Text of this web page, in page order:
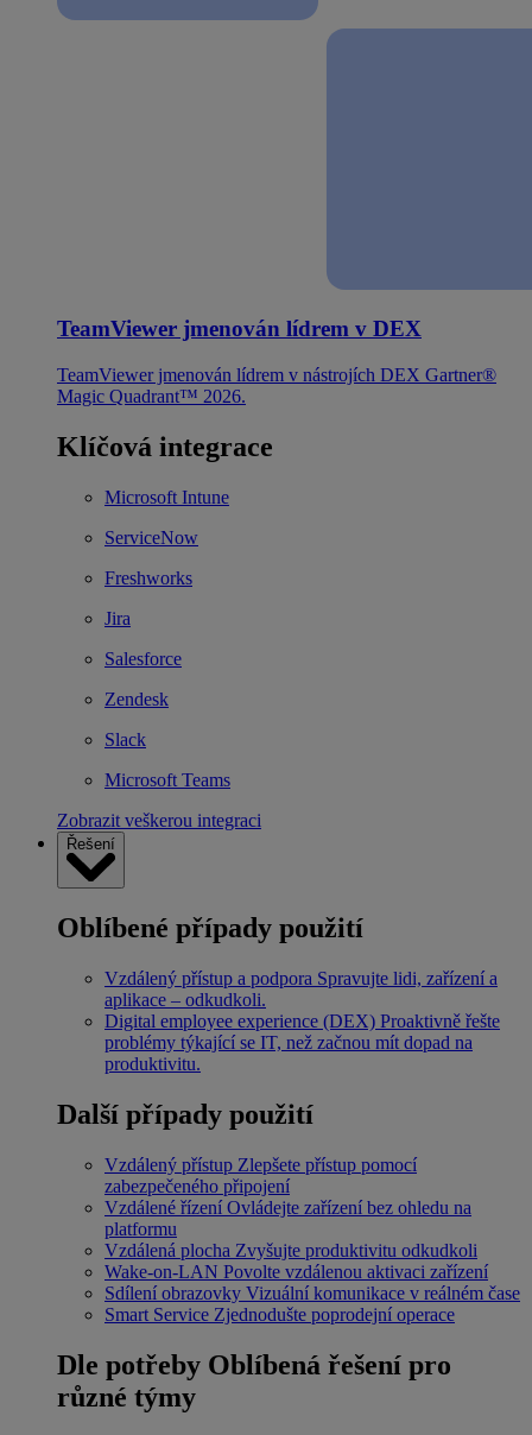
TeamViewer jmenován lídrem v DEX
TeamViewer jmenován lídrem v nástrojích DEX Gartner®
Magic Quadrant™ 2026.
Klíčová integrace
Microsoft Intune
ServiceNow
Freshworks
Jira
Salesforce
Zendesk
Slack
Microsoft Teams
Zobrazit veškerou integraci
Řešení
Oblíbené případy použití
Vzdálený přístup a podpora Spravujte lidi, zařízení a
aplikace – odkudkoli.
Digital employee experience (DEX) Proaktivně řešte
problémy týkající se IT, než začnou mít dopad na
produktivitu.
Další případy použití
Vzdálený přístup Zlepšete přístup pomocí
zabezpečeného připojení
Vzdálené řízení Ovládejte zařízení bez ohledu na
platformu
Vzdálená plocha Zvyšujte produktivitu odkudkoli
Wake-on-LAN Povolte vzdálenou aktivaci zařízení
Sdílení obrazovky Vizuální komunikace v reálném čase
Smart Service Zjednodušte poprodejní operace
Dle potřeby Oblíbená řešení pro
různé týmy